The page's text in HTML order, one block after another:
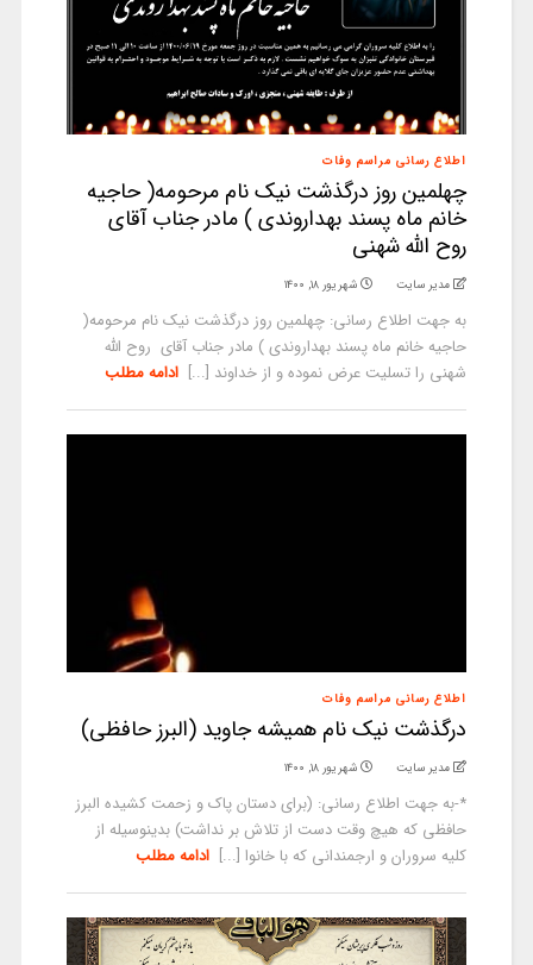
اطلاع رسانی مراسم وفات
چهلمین روز درگذشت نیک نام مرحومه( حاجیه
خانم ماه پسند بهداروندی ) مادر جناب آقای
روح الله شهنی
مدیر سایت شهریور ۱۸, ۱۴۰۰
به جهت اطلاع رسانی: چهلمین روز درگذشت نیک نام مرحومه(
حاجیه خانم ماه پسند بهداروندی ) مادر جناب آقای روح الله
شهنی را تسلیت عرض نموده و از خداوند [...] ادامه مطلب
اطلاع رسانی مراسم وفات
درگذشت نیک نام همیشه جاوید (البرز حافظی)
مدیر سایت شهریور ۱۸, ۱۴۰۰
*-به جهت اطلاع رسانی: (برای دستان پاک و زحمت کشیده البرز
حافظی که هیچ وقت دست از تلاش بر نداشت) بدینوسیله از
کلیه سروران و ارجمندانی که با خانوا [...] ادامه مطلب